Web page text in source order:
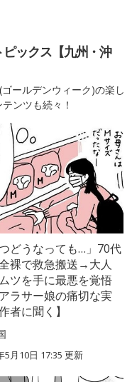
ックス【九州・沖
ールデンウィーク)の楽し
ンツも続々！
つどうなっても…」70代
裸で救急搬送→大人
ツを手に最悪を覚悟
ラサー娘の痛切な実
者に聞く】
5月10日 17:35 更新